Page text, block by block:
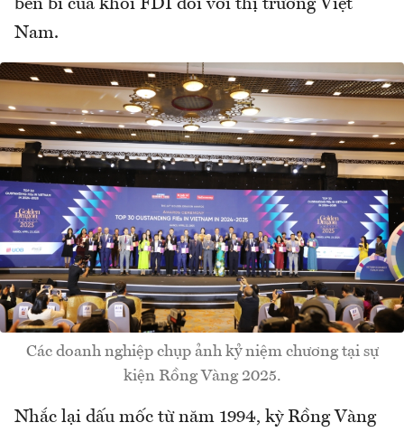
bền bỉ của khối FDI đối với thị trường Việt
Nam.​
Các doanh nghiệp chụp ảnh kỷ niệm chương tại sự
kiện Rồng Vàng 2025.
Nhắc lại dấu mốc từ năm 1994, kỳ Rồng Vàng